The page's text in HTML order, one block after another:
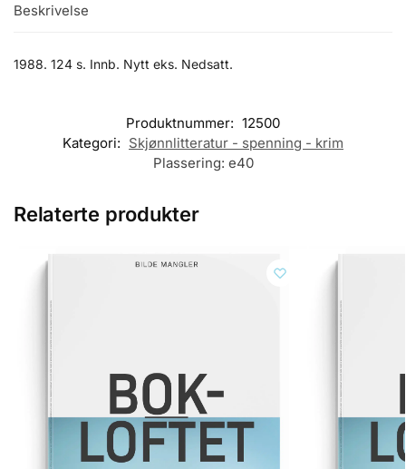
Beskrivelse
1988. 124 s. Innb. Nytt eks. Nedsatt.
Produktnummer: 12500
Kategori: Skjønnlitteratur - spenning - krim
Plassering: e40
Relaterte produkter